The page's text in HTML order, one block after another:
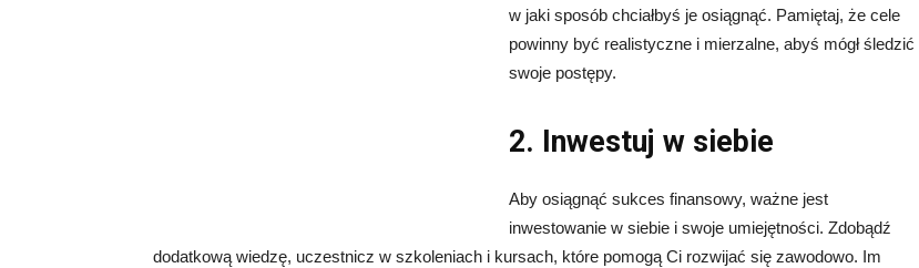
w jaki sposób chciałbyś je osiągnąć. Pamiętaj, że cele
powinny być realistyczne i mierzalne, abyś mógł śledzić
swoje postępy.
2. Inwestuj w siebie
Aby osiągnąć sukces finansowy, ważne jest
inwestowanie w siebie i swoje umiejętności. Zdobądź
dodatkową wiedzę, uczestnicz w szkoleniach i kursach, które pomogą Ci rozwijać się zawodowo. Im